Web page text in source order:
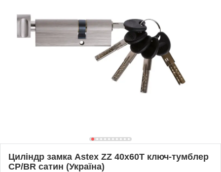
Циліндр замка Astex ZZ 40x60T ключ-тумблер
CP/BR сатин (Україна)